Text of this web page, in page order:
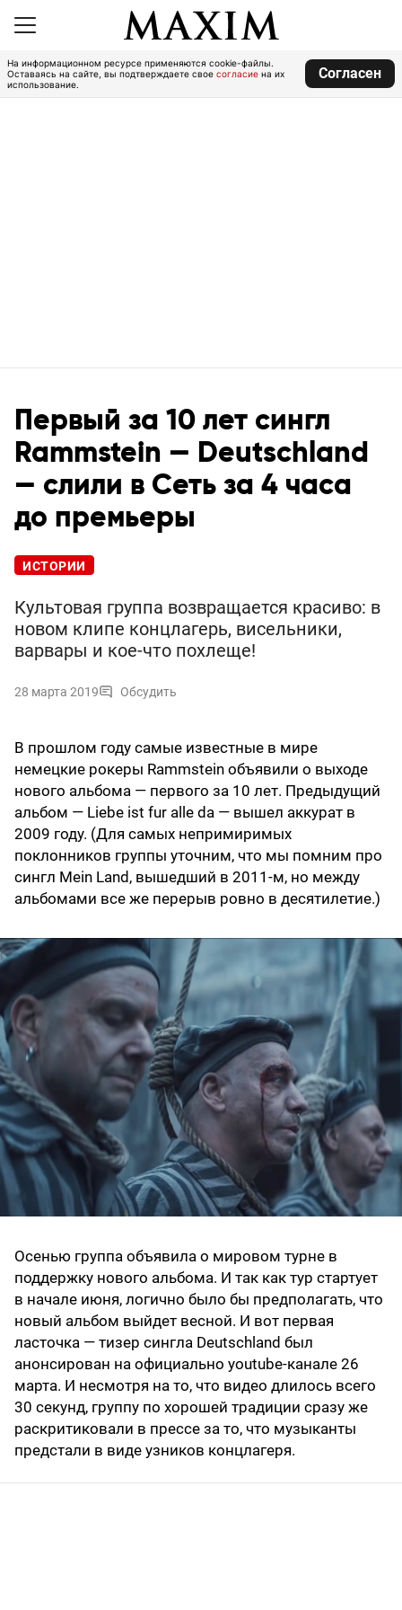
На информационном ресурсе применяются cookie-файлы.
Оставаясь на сайте, вы подтверждаете свое согласие на их
использование.
Согласен
Первый за 10 лет сингл
Rammstein — Deutschland
— слили в Сеть за 4 часа
до премьеры
ИСТОРИИ
Культовая группа возвращается красиво: в
новом клипе концлагерь, висельники,
варвары и кое-что похлеще!
28 марта 2019 Обсудить
В прошлом году самые известные в мире
немецкие рокеры Rammstein объявили о выходе
нового альбома — первого за 10 лет. Предыдущий
альбом — Liebe ist fur alle da — вышел аккурат в
2009 году. (Для самых непримиримых
поклонников группы уточним, что мы помним про
сингл Mein Land, вышедший в 2011-м, но между
альбомами все же перерыв ровно в десятилетие.)
Осенью группа объявила о мировом турне в
поддержку нового альбома. И так как тур стартует
в начале июня, логично было бы предполагать, что
новый альбом выйдет весной. И вот первая
ласточка — тизер сингла Deutschland был
анонсирован на официально youtube-канале 26
марта. И несмотря на то, что видео длилось всего
30 секунд, группу по хорошей традиции сразу же
раскритиковали в прессе за то, что музыканты
предстали в виде узников концлагеря.